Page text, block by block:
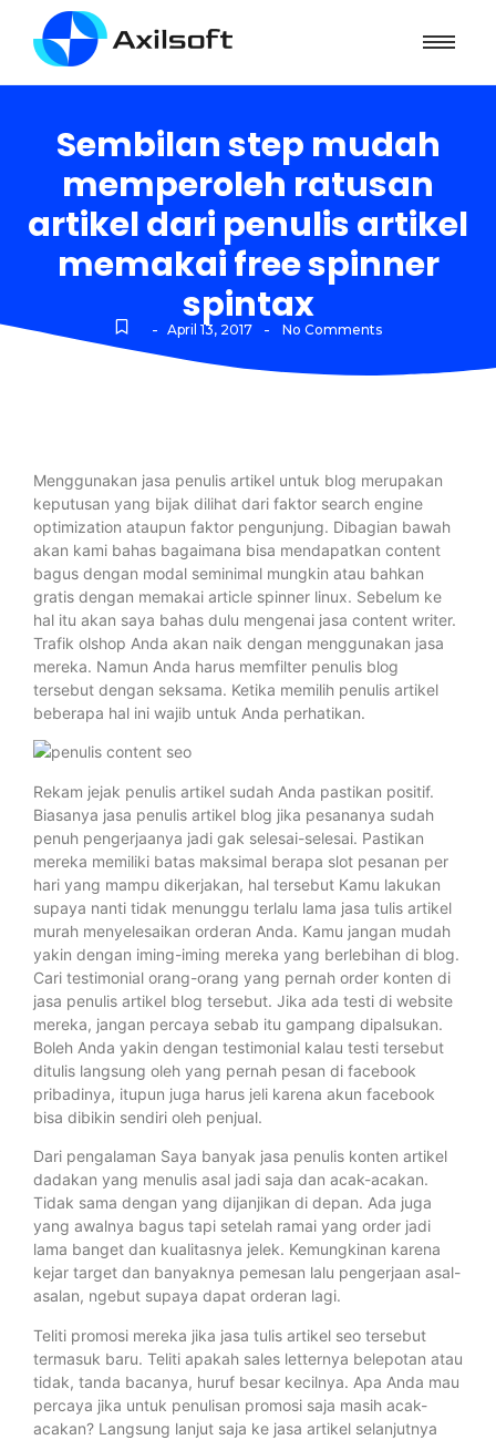
Sembilan step mudah
memperoleh ratusan
artikel dari penulis artikel
memakai free spinner
spintax
- April 13, 2017 - No Comments
Menggunakan jasa penulis artikel untuk blog merupakan
keputusan yang bijak dilihat dari faktor search engine
optimization ataupun faktor pengunjung. Dibagian bawah
akan kami bahas bagaimana bisa mendapatkan content
bagus dengan modal seminimal mungkin atau bahkan
gratis dengan memakai article spinner linux. Sebelum ke
hal itu akan saya bahas dulu mengenai jasa content writer.
Trafik olshop Anda akan naik dengan menggunakan jasa
mereka. Namun Anda harus memfilter penulis blog
tersebut dengan seksama. Ketika memilih penulis artikel
beberapa hal ini wajib untuk Anda perhatikan.
Rekam jejak penulis artikel sudah Anda pastikan positif.
Biasanya jasa penulis artikel blog jika pesananya sudah
penuh pengerjaanya jadi gak selesai-selesai. Pastikan
mereka memiliki batas maksimal berapa slot pesanan per
hari yang mampu dikerjakan, hal tersebut Kamu lakukan
supaya nanti tidak menunggu terlalu lama jasa tulis artikel
murah menyelesaikan orderan Anda. Kamu jangan mudah
yakin dengan iming-iming mereka yang berlebihan di blog.
Cari testimonial orang-orang yang pernah order konten di
jasa penulis artikel blog tersebut. Jika ada testi di website
mereka, jangan percaya sebab itu gampang dipalsukan.
Boleh Anda yakin dengan testimonial kalau testi tersebut
ditulis langsung oleh yang pernah pesan di facebook
pribadinya, itupun juga harus jeli karena akun facebook
bisa dibikin sendiri oleh penjual.
Dari pengalaman Saya banyak jasa penulis konten artikel
dadakan yang menulis asal jadi saja dan acak-acakan.
Tidak sama dengan yang dijanjikan di depan. Ada juga
yang awalnya bagus tapi setelah ramai yang order jadi
lama banget dan kualitasnya jelek. Kemungkinan karena
kejar target dan banyaknya pemesan lalu pengerjaan asal-
asalan, ngebut supaya dapat orderan lagi.
Teliti promosi mereka jika jasa tulis artikel seo tersebut
termasuk baru. Teliti apakah sales letternya belepotan atau
tidak, tanda bacanya, huruf besar kecilnya. Apa Anda mau
percaya jika untuk penulisan promosi saja masih acak-
acakan? Langsung lanjut saja ke jasa artikel selanjutnya